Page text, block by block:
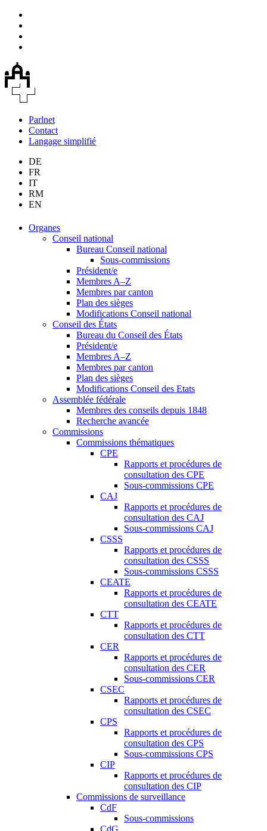
Parlnet
Contact
Langage simplifié
DE
FR
IT
RM
EN
Organes
Conseil national
Bureau Conseil national
Sous-commissions
Président/e
Membres A–Z
Membres par canton
Plan des sièges
Modifications Conseil national
Conseil des États
Bureau du Conseil des États
Président/e
Membres A–Z
Membres par canton
Plan des sièges
Modifications Conseil des Etats
Assemblée fédérale
Membres des conseils depuis 1848
Recherche avancée
Commissions
Commissions thématiques
CPE
Rapports et procédures de
consultation des CPE
Sous-commissions CPE
CAJ
Rapports et procédures de
consultation des CAJ
Sous-commissions CAJ
CSSS
Rapports et procédures de
consultation des CSSS
Sous-commissions CSSS
CEATE
Rapports et procédures de
consultation des CEATE
CTT
Rapports et procédures de
consultation des CTT
CER
Rapports et procédures de
consultation des CER
Sous-commissions CER
CSEC
Rapports et procédures de
consultation des CSEC
CPS
Rapports et procédures de
consultation des CPS
Sous-commissions CPS
CIP
Rapports et procédures de
consultation des CIP
Commissions de surveillance
CdF
Sous-commissions